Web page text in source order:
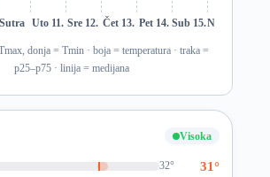
Sutra Uto 11. Sre 12. Čet 13. Pet 14. Sub 15.Ned 16.
donja = Tmin · boja = temperatura · traka =
p25–p75 · linija = medijana
Visoka
32° 31°